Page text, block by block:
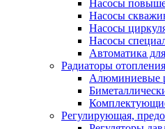
Насосы
Насосы
Насосы
Насосы
Автоматика
Радиаторы отопления
Алюминиевые
Регулирующая,